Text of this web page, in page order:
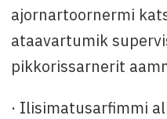
ajornartoornermi
ataavartumik
pikkorissarnerit
· Ilisimatusarfimmi